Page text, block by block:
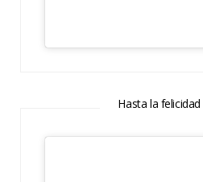
Hasta la